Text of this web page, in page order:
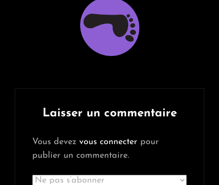
Laisser un commentaire
Vous devez vous connecter pour
publier un commentaire.